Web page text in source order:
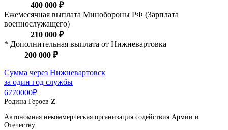
400 000 ₽
Ежемесячная выплата Минобороны РФ (Зарплата
военнослужащего)
210 000 ₽
* Дополнительная выплата от Нижневартовка
200 000 ₽
Сумма через Нижневартовск
за один год службы
6770000₽
Родина Героев Z
Автономная некоммерческая организация содействия Армии и
Отечеству.